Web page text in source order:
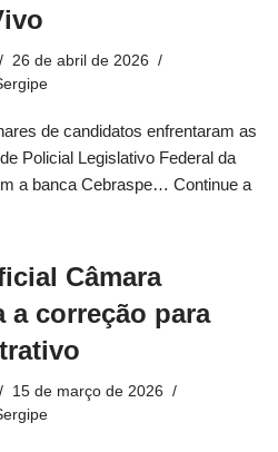
26 de abril de 2026
de candidatos enfrentaram as
Policial Legislativo Federal da
a banca Cebraspe… Continue a
Câmara
a correção para
15 de março de 2026